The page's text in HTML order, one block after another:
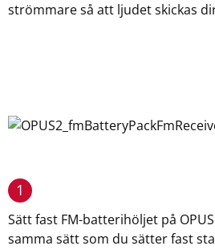
strömmare så att ljudet skickas
1
Sätt fast FM-batterihöljet på
samma sätt som du sätter fast